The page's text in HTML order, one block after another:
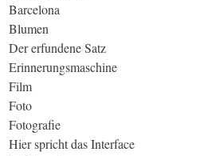
Barcelona
Blumen
Der erfundene Satz
Erinnerungsmaschine
Film
Foto
Fotografie
Hier spricht das Interface